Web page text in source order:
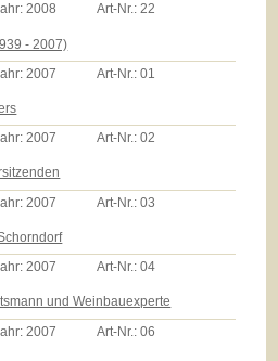
2008 Art-Nr.:22
- 2007)
2007 Art-Nr.:01
2007 Art-Nr.:02
2007 Art-Nr.:03
2007 Art-Nr.:04
und Weinbauexperte
2007 Art-Nr.:06